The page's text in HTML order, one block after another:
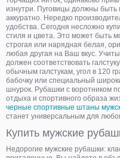
изнутри. Пуговицы должны быть
аккуратно. Нередко
удобства. Сегодня несложно
стиля и цвета. Это может быть
строгая или нарядная белая,
любая другая на Ваш вкус.
должен соответствовать
обычным галстукам, угол в 120
бабочку или специальный
шнурок. Рубашки с воротником
отдыха и спортивного образа
черные спортивные штаны
станет универсальным для
Купить мужские
Недорогие мужские рубашки: